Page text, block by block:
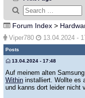
Forum Index >
Viper780 13.04.2024 -
Posts
13.04.2024 - 17:48
Auf meinem alten
Within installiert. Wollte es
und kanns dort leider nicht